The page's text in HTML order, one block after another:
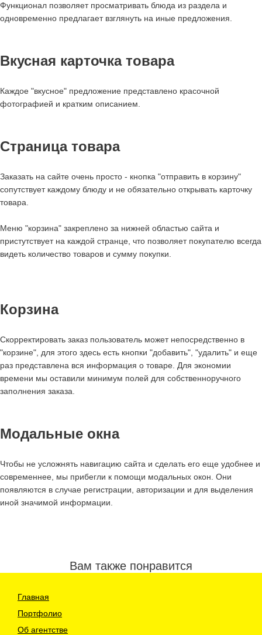
Функционал позволяет просматривать блюда из раздела и
одновременно предлагает взглянуть на иные предложения.
Вкусная карточка товара
Каждое "вкусное" предложение представлено красочной
фотографией и кратким описанием.
Страница товара
Заказать на сайте очень просто - кнопка "отправить в корзину"
сопутствует каждому блюду и не обязательно открывать карточку
товара.
Меню "корзина" закреплено за нижней областью сайта и
пристутствует на каждой странце, что позволяет покупателю всегда
видеть количество товаров и сумму покупки.
Корзина
Скорректировать заказ пользователь может непосредственно в
"корзине", для этого здесь есть кнопки "добавить", "удалить" и еще
раз представлена вся информация о товаре. Для экономии
времени мы оставили минимум полей для собственноручного
заполнения заказа.
Модальные окна
Чтобы не усложнять навигацию сайта и сделать его еще удобнее и
современнее, мы прибегли к помощи модальных окон. Они
появляются в случае регистрации, авторизации и для выделения
иной значимой информации.
Вам также понравится
Главная
Портфолио
Об агентстве